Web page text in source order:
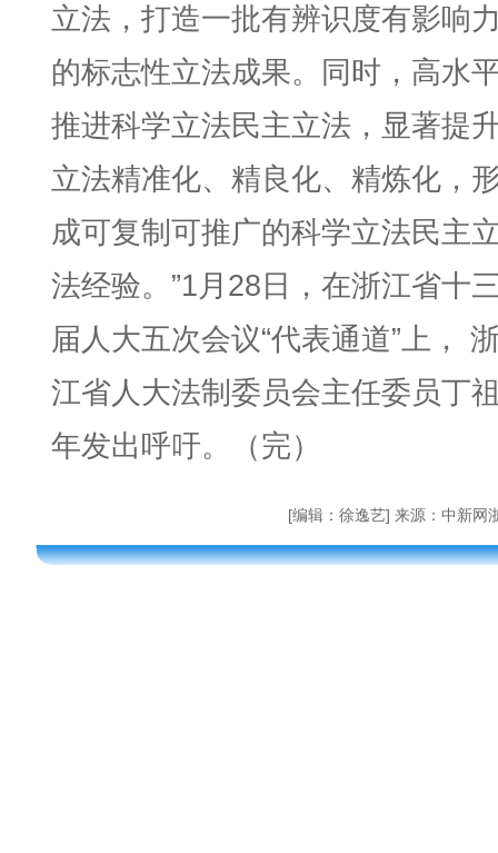
立法，打造一批有辨识度有影响
的标志性立法成果。同时，高水
推进科学立法民主立法，显著提
立法精准化、精良化、精炼化，
成可复制可推广的科学立法民主
法经验。”1月28日，在浙江省十
届人大五次会议“代表通道”上，
江省人大法制委员会主任委员丁
年发出呼吁。（完）
[编辑：徐逸艺] 来源：中新网